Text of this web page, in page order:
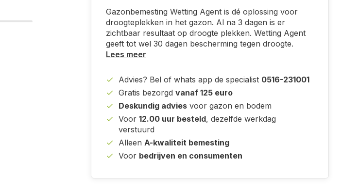
Gazonbemesting Wetting Agent is dé oplossing voor
droogteplekken in het gazon. Al na 3 dagen is er
zichtbaar resultaat op droogte plekken. Wetting Agent
geeft tot wel 30 dagen bescherming tegen droogte.
Lees meer
Advies? Bel of whats app de specialist 0516-231001
Gratis bezorgd vanaf 125 euro
Deskundig advies voor gazon en bodem
Voor 12.00 uur besteld, dezelfde werkdag
verstuurd
Alleen A-kwaliteit bemesting
Voor bedrijven en consumenten